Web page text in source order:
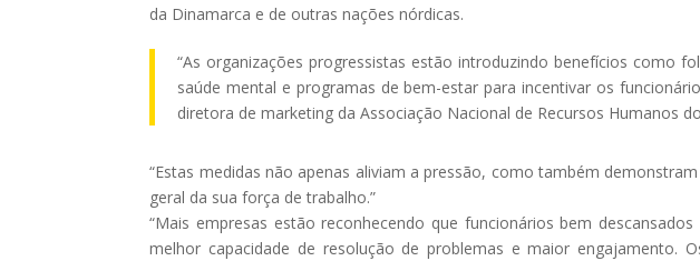
da Dinamarca e de outras nações nórdicas.
“As organizações progressistas estão introduzindo benefícios como
saúde mental e programas de bem-estar para incentivar os
diretora de marketing da Associação Nacional de Recursos Humanos
“Estas medidas não apenas aliviam a pressão, como também
geral da sua força de trabalho.”
“Mais empresas estão reconhecendo que funcionários bem
melhor capacidade de resolução de problemas e maior engajamento.